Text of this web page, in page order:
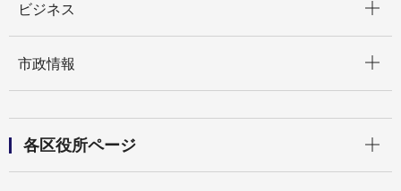
ビジネス
市政情報
各区役所ページ